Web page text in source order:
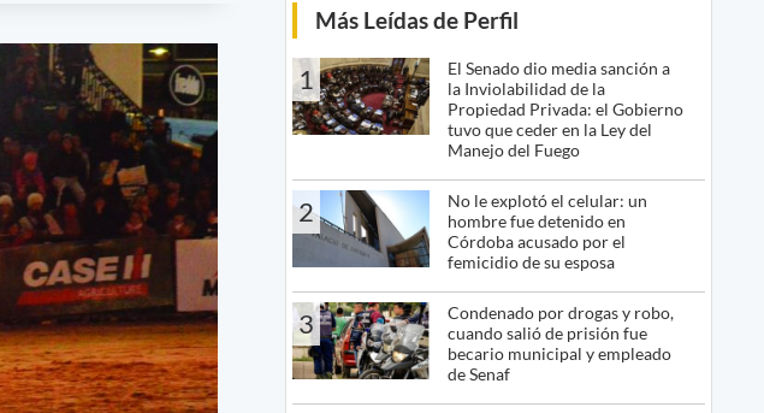
Más Leídas de Perfil
1
El Senado dio media sanción a
la Inviolabilidad de la
Propiedad Privada: el Gobierno
tuvo que ceder en la Ley del
Manejo del Fuego
2
No le explotó el celular: un
hombre fue detenido en
Córdoba acusado por el
femicidio de su esposa
3
Condenado por drogas y robo,
cuando salió de prisión fue
becario municipal y empleado
de Senaf